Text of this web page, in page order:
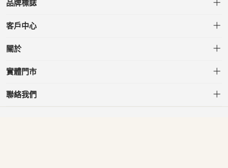
品牌標誌
客戶中心
會員中心
關於
關於US3C
實體門市
台北小南門店
台北南港店
聯絡我們